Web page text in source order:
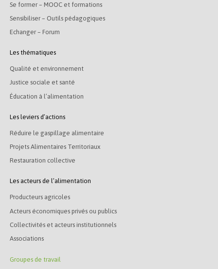
Se former – MOOC et formations
Sensibiliser – Outils pédagogiques
Echanger – Forum
Les thématiques
Qualité et environnement
Justice sociale et santé
Éducation à l’alimentation
Les leviers d’actions
Réduire le gaspillage alimentaire
Projets Alimentaires Territoriaux
Restauration collective
Les acteurs de l’alimentation
Producteurs agricoles
Acteurs économiques privés ou publics
Collectivités et acteurs institutionnels
Associations
Groupes de travail